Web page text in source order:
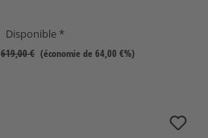
Disponible *
619,00 € (économie de 64,00 €%)